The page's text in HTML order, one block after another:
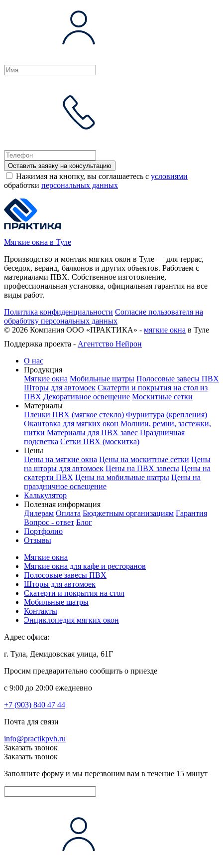
Оставить заявку на консультацию
Нажимая на кнопку, вы соглашаетесь с условиями
обработки персональных данных
Мягкие окна в Туле
Производство и монтаж мягких окон в Туле — для террас,
беседок, веранд, балконов и других объектов. Работаем с
материалами ПВХ. Собственное изготовление,
профессиональная установка, официальная гарантия на все
виды работ.
Политика конфиденциальности Согласие пользователя на
обработку персональных данных
© 2026 Компания ООО «ПРАКТИКА» - мягкие окна в Туле
Поддержка проекта - Агентство Нейрон
О нас
Продукция
Мягкие окна Мобильные шатры Полосовые завесы ПВХ
Шторы для автомоек Скатерти и покрытия на стол из
ПВХ Декоративное освещение Москитные сетки
Материалы
Пленки ПВХ (мягкое стекло) Фурнитура (крепления)
Окантовка для мягких окон Молнии, ремни, застежки,
нитки Материалы для ПВХ завес Праздничная
подсветка Сетки ПВХ (москитка)
Цены
Цены на мягкие окна Цены на москитные сетки Цены
на шторы для автомоек Цены на ПВХ завесы Цены на
скатерти ПВХ Цены на мобильные шатры Цены на
праздничное освещение
Калькулятор
Полезная информация
Дилерам Оплата Бюджетным организациям Гарантия
Вопрос - ответ Блог
Портфолио
Отзывы
Мягкие окна
Мягкие окна для кафе и ресторанов
Полосовые завесы ПВХ
Шторы для автомоек
Скатерти и покрытия на стол
Мобильные шатры
Контакты
Энциклопедия мягких окон
Адрес офиса:
г. Тула, Демидовская улица, 61Г
Просим предварительно сообщить о приезде
c 9:00 до 20:00 ежедневно
+7 (903) 840 47 44
Почта для связи
info@practikpvh.ru
Заказать звонок
Заказать звонок
Заполните форму и мы перезвоним вам в течение 15 минут